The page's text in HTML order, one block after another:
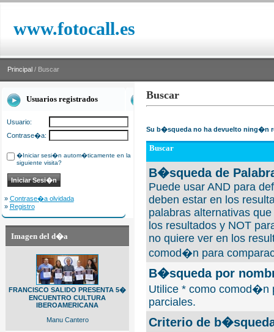
www.fotocall.es
Principal / Buscar
Usuarios registrados
Usuario:
Contrase�a:
�Iniciar sesi�n autom�ticamente en la
siguiente visita?
» Contrase�a olvidada
» Registro
Imagen del d�a
FRANCISCO SALIDO PRESENTA 5�
ENCUENTRO CULTURA
IBEROAMERICANA
Manu Cantero
Buscar
Su b�squeda no ha devuelto ning�n
Buscar
B�squeda de
Puede usar AND para
deben estar en los
palabras alternativas
los resultados y NOT
no quiere ver en los
comod�n para
B�squeda por
Utilice * como comod�n
parciales.
Criterio de